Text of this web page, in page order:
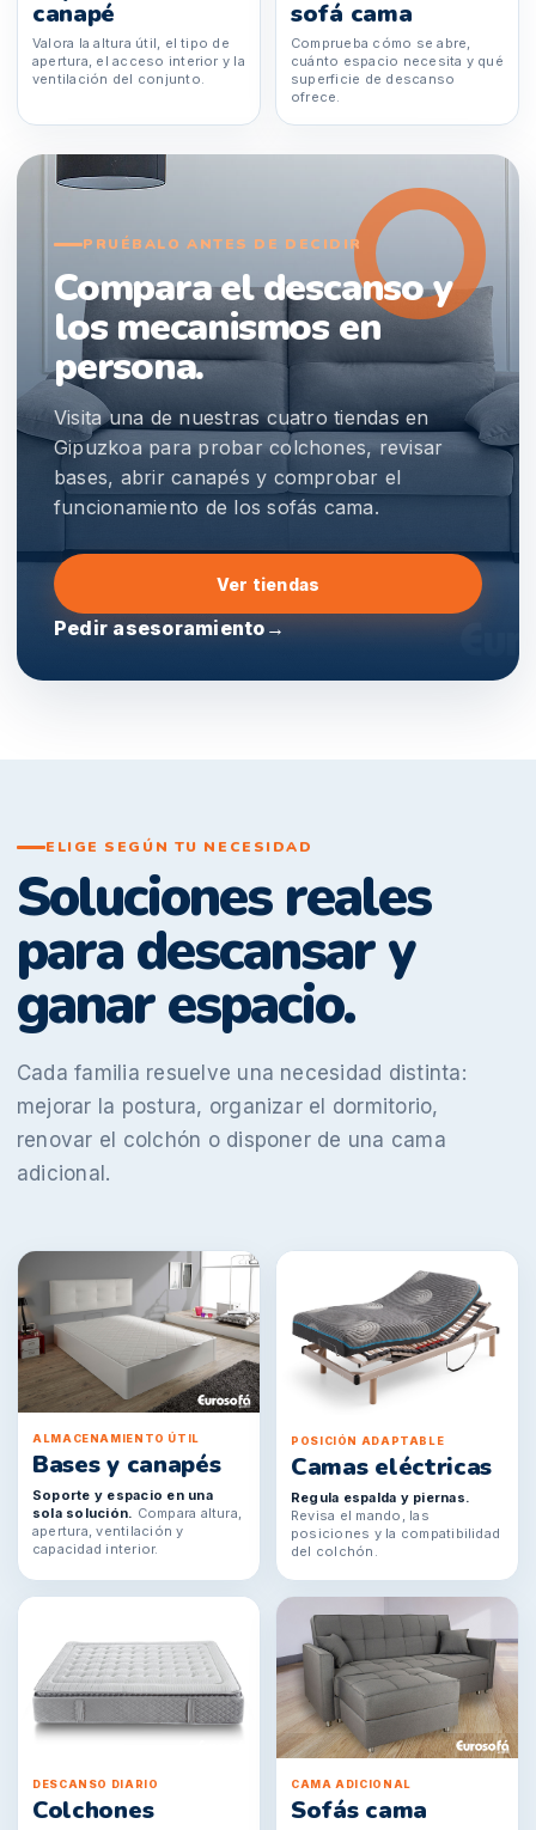
canapé
Valora la altura útil, el tipo de
apertura, el acceso interior y la
ventilación del conjunto.
sofá cama
Comprueba cómo se abre,
cuánto espacio necesita y qué
superficie de descanso
ofrece.
PRUÉBALO ANTES DE DECIDIR
Compara el descanso y
los mecanismos en
persona.
Visita una de nuestras cuatro tiendas en
Gipuzkoa para probar colchones, revisar
bases, abrir canapés y comprobar el
funcionamiento de los sofás cama.
Ver tiendas
Pedir asesoramiento →
ELIGE SEGÚN TU NECESIDAD
Soluciones reales
para descansar y
ganar espacio.
Cada familia resuelve una necesidad distinta:
mejorar la postura, organizar el dormitorio,
renovar el colchón o disponer de una cama
adicional.
ALMACENAMIENTO ÚTIL
Bases y canapés
Soporte y espacio en una
sola solución. Compara altura,
apertura, ventilación y
capacidad interior.
POSICIÓN ADAPTABLE
Camas eléctricas
Regula espalda y piernas.
Revisa el mando, las
posiciones y la compatibilidad
del colchón.
DESCANSO DIARIO
Colchones
CAMA ADICIONAL
Sofás cama